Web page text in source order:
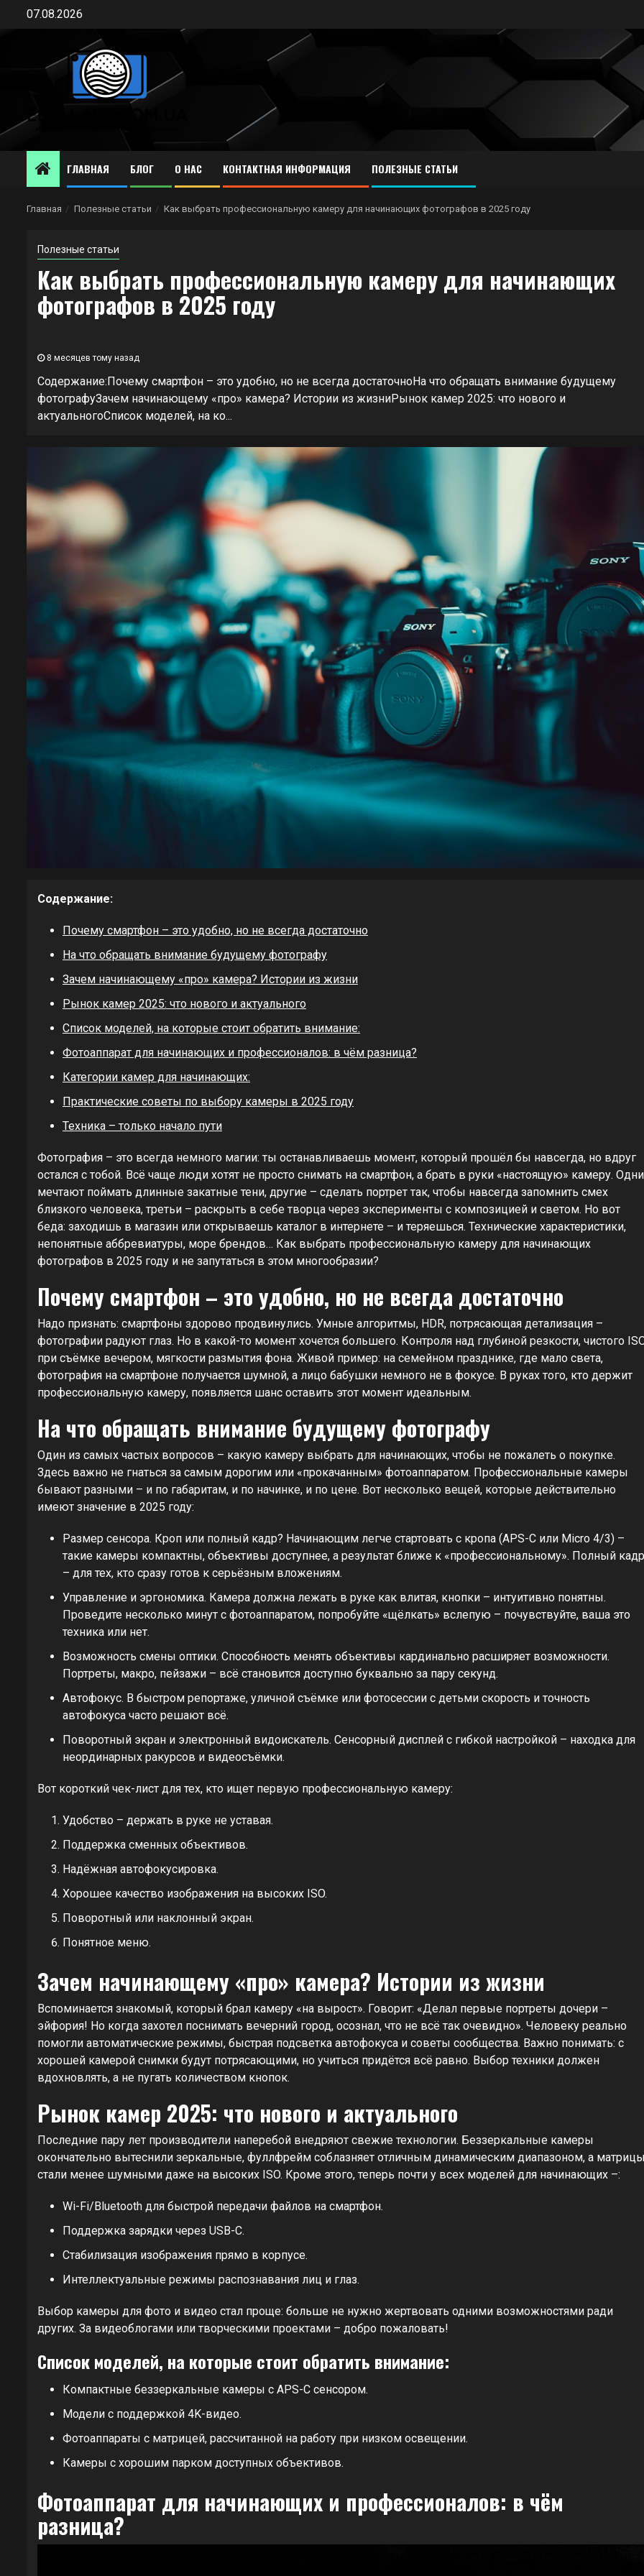
Перейти07.08.2026
ГЛАВНАЯ БЛОГ О НАС КОНТАКТНАЯ ИНФОРМАЦИЯ ПОЛЕЗНЫЕ СТАТЬИ
Главная Полезные статьи Как выбрать профессиональную камеру для начинающих фотографов в 2025 году
Полезные статьи
Как выбрать профессиональную камеру для начинающих
фотографов в 2025 году
8 месяцев тому назад
Содержание:Почему смартфон – это удобно, но не всегда достаточноНа что обращать внимание будущему
фотографуЗачем начинающему «про» камера? Истории из жизниРынок камер 2025: что нового и
актуальногоСписок моделей, на ко...
Содержание:
Почему смартфон – это удобно, но не всегда достаточно
На что обращать внимание будущему фотографу
Зачем начинающему «про» камера? Истории из жизни
Рынок камер 2025: что нового и актуального
Список моделей, на которые стоит обратить внимание:
Фотоаппарат для начинающих и профессионалов: в чём разница?
Категории камер для начинающих:
Практические советы по выбору камеры в 2025 году
Техника – только начало пути
Фотография – это всегда немного магии: ты останавливаешь момент, который прошёл бы навсегда, но вдруг
остался с тобой. Всё чаще люди хотят не просто снимать на смартфон, а брать в руки «настоящую» камеру. Одни
мечтают поймать длинные закатные тени, другие – сделать портрет так, чтобы навсегда запомнить смех
близкого человека, третьи – раскрыть в себе творца через эксперименты с композицией и светом. Но вот
беда: заходишь в магазин или открываешь каталог в интернете – и теряешься. Технические характеристики,
непонятные аббревиатуры, море брендов… Как выбрать профессиональную камеру для начинающих
фотографов в 2025 году и не запутаться в этом многообразии?
Почему смартфон – это удобно, но не всегда достаточно
Надо признать: смартфоны здорово продвинулись. Умные алгоритмы, HDR, потрясающая детализация –
фотографии радуют глаз. Но в какой-то момент хочется большего. Контроля над глубиной резкости, чистого
при съёмке вечером, мягкости размытия фона. Живой пример: на семейном празднике, где мало света,
фотография на смартфоне получается шумной, а лицо бабушки немного не в фокусе. В руках того, кто держит
профессиональную камеру, появляется шанс оставить этот момент идеальным.
На что обращать внимание будущему фотографу
Один из самых частых вопросов – какую камеру выбрать для начинающих, чтобы не пожалеть о покупке.
Здесь важно не гнаться за самым дорогим или «прокачанным» фотоаппаратом. Профессиональные камеры
бывают разными – и по габаритам, и по начинке, и по цене. Вот несколько вещей, которые действительно
имеют значение в 2025 году:
Размер сенсора. Кроп или полный кадр? Начинающим легче стартовать с кропа (APS-C или Micro 4/3) –
такие камеры компактны, объективы доступнее, а результат ближе к «профессиональному». Полный кадр
– для тех, кто сразу готов к серьёзным вложениям.
Управление и эргономика. Камера должна лежать в руке как влитая, кнопки – интуитивно понятны.
Проведите несколько минут с фотоаппаратом, попробуйте «щёлкать» вслепую – почувствуйте, ваша это
техника или нет.
Возможность смены оптики. Способность менять объективы кардинально расширяет возможности.
Портреты, макро, пейзажи – всё становится доступно буквально за пару секунд.
Автофокус. В быстром репортаже, уличной съёмке или фотосессии с детьми скорость и точность
автофокуса часто решают всё.
Поворотный экран и электронный видоискатель. Сенсорный дисплей с гибкой настройкой – находка для
неординарных ракурсов и видеосъёмки.
Вот короткий чек-лист для тех, кто ищет первую профессиональную камеру:
Удобство – держать в руке не уставая.
Поддержка сменных объективов.
Надёжная автофокусировка.
Хорошее качество изображения на высоких ISO.
Поворотный или наклонный экран.
Понятное меню.
Зачем начинающему «про» камера? Истории из жизни
Вспоминается знакомый, который брал камеру «на вырост». Говорит: «Делал первые портреты дочери –
эйфория! Но когда захотел поснимать вечерний город, осознал, что не всё так очевидно». Человеку реально
помогли автоматические режимы, быстрая подсветка автофокуса и советы сообщества. Важно понимать: с
хорошей камерой снимки будут потрясающими, но учиться придётся всё равно. Выбор техники должен
вдохновлять, а не пугать количеством кнопок.
Рынок камер 2025: что нового и актуального
Последние пару лет производители наперебой внедряют свежие технологии. Беззеркальные камеры
окончательно вытеснили зеркальные, фуллфрейм соблазняет отличным динамическим диапазоном, а
стали менее шумными даже на высоких ISO. Кроме этого, теперь почти у всех моделей для начинающих –:
Wi-Fi/Bluetooth для быстрой передачи файлов на смартфон.
Поддержка зарядки через USB-C.
Стабилизация изображения прямо в корпусе.
Интеллектуальные режимы распознавания лиц и глаз.
Выбор камеры для фото и видео стал проще: больше не нужно жертвовать одними возможностями ради
других. За видеоблогами или творческими проектами – добро пожаловать!
Список моделей, на которые стоит обратить внимание:
Компактные беззеркальные камеры с APS-C сенсором.
Модели с поддержкой 4K-видео.
Фотоаппараты с матрицей, рассчитанной на работу при низком освещении.
Камеры с хорошим парком доступных объективов.
Фотоаппарат для начинающих и профессионалов: в чём
разница?